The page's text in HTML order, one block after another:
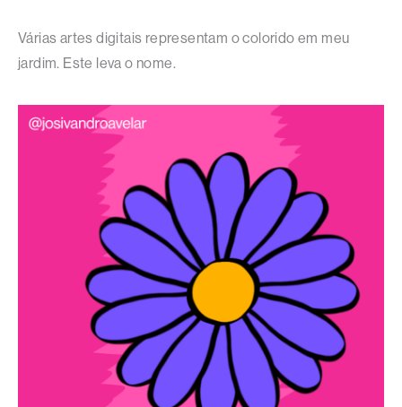
Várias artes digitais representam o colorido em meu
jardim. Este leva o nome.